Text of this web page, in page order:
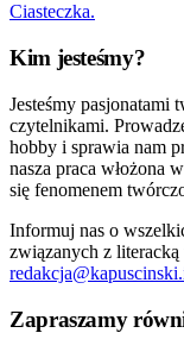
Ciasteczka.
Kim jesteśmy?
Jesteśmy pasjonatami
czytelnikami.
hobby i sprawia nam
nasza praca włożona
się fenomenem
Informuj nas o
związanych z
Zapraszamy